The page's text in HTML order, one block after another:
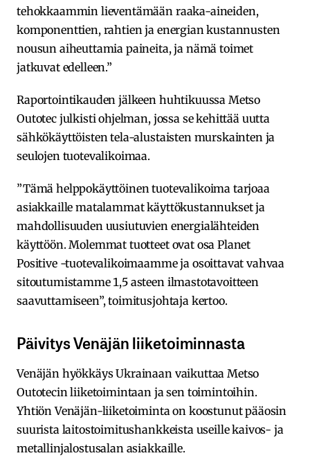
tehokkaammin lieventämään raaka-aineiden,
komponenttien, rahtien ja energian kustannusten
nousun aiheuttamia paineita, ja nämä toimet
jatkuvat edelleen.”
Raportointikauden jälkeen huhtikuussa Metso
Outotec julkisti ohjelman, jossa se kehittää uutta
sähkökäyttöisten tela-alustaisten murskainten ja
seulojen tuotevalikoimaa.
”Tämä helppokäyttöinen tuotevalikoima tarjoaa
asiakkaille matalammat käyttökustannukset ja
mahdollisuuden uusiutuvien energialähteiden
käyttöön. Molemmat tuotteet ovat osa Planet
Positive -tuotevalikoimaamme ja osoittavat vahvaa
sitoutumistamme 1,5 asteen ilmastotavoitteen
saavuttamiseen”, toimitusjohtaja kertoo.
Päivitys Venäjän liiketoiminnasta
Venäjän hyökkäys Ukrainaan vaikuttaa Metso
Outotecin liiketoimintaan ja sen toimintoihin.
Yhtiön Venäjän-liiketoiminta on koostunut pääosin
suurista laitostoimitushankkeista useille kaivos- ja
metallinjalostusalan asiakkaille.